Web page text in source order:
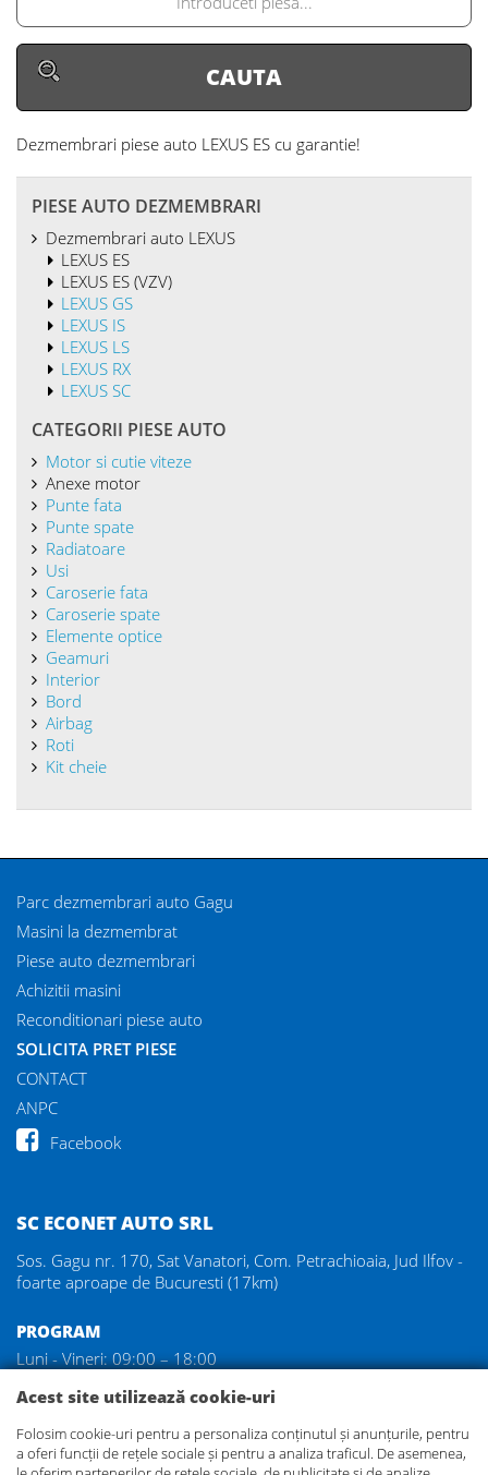
Dezmembrari piese auto LEXUS EScu garantie!
PIESE AUTO DEZMEMBRARI
Dezmembrari auto LEXUS
LEXUS ES
LEXUS ES (VZV)
LEXUS GS
LEXUS IS
LEXUS LS
LEXUS RX
LEXUS SC
CATEGORII PIESE AUTO
Motor si cutie viteze
Anexe motor
Punte fata
Punte spate
Radiatoare
Usi
Caroserie fata
Caroserie spate
Elemente optice
Geamuri
Interior
Bord
Airbag
Roti
Kit cheie
Parc dezmembrari auto Gagu
Masini la dezmembrat
Piese auto dezmembrari
Achizitii masini
Reconditionari piese auto
SOLICITA PRET PIESE
CONTACT
ANPC
Facebook
SC ECONET AUTO SRL
Sos. Gagu nr. 170, Sat Vanatori, Com. Petrachioaia, Jud Ilfov -
foarte aproape de Bucuresti (17km)
PROGRAM
Luni - Vineri: 09:00 – 18:00
Duminica: inchis
DEZMEMBRARI GAGU
Acest site utilizează cookie-uri
Folosim cookie-uri pentru a personaliza conținutul și anunțurile, pentru
a oferi funcții de rețele sociale și pentru a analiza traficul. De asemenea,